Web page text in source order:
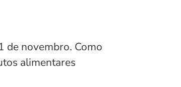
de novembro. Como
alimentares